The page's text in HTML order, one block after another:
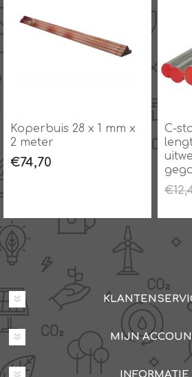
Koperbuis 28 x 1 mm x
2 meter
€74,70
C-
MIJN